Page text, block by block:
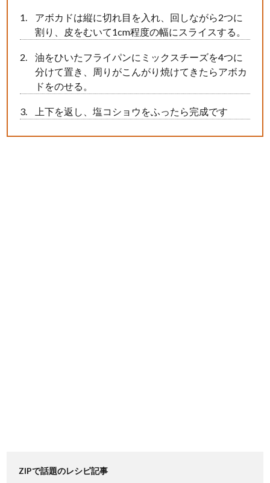
アボカドは縦に切れ目を入れ、回しながら2つに
割り、皮をむいて1cm程度の幅にスライスする。
油をひいたフライパンにミックスチーズを4つに
分けて置き、周りがこんがり焼けてきたらアボカ
ドをのせる。
上下を返し、塩コショウをふったら完成です
ZIPで話題のレシピ記事